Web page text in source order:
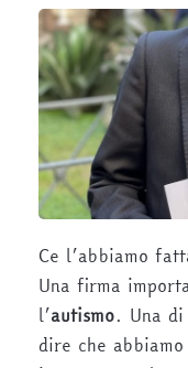
Ce l’abbiamo
Una firma
l’autismo. Una
dire che